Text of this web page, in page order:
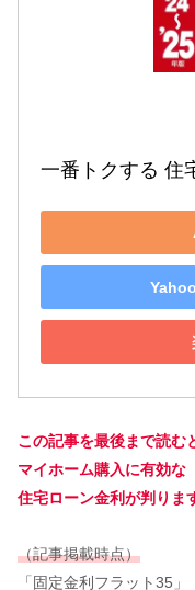
一番トクする 住
この記事を最後まで読む
マイホーム購入に有効な
住宅ローン金利が判りま
（記事掲載時点）
「固定金利フラット35」